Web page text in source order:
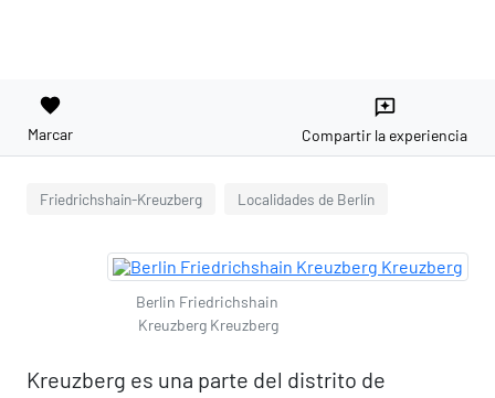
favorite
Marcar
reviews
Compartir la experiencia
Friedrichshain-Kreuzberg Localidades de Berlín
Berlin Friedrichshain
Kreuzberg Kreuzberg
Kreuzberg es una parte del distrito de